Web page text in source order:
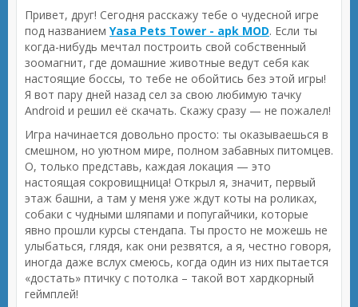
Привет, друг! Сегодня расскажу тебе о чудесной игре
под названием Yasa Pets Tower - apk MOD. Если ты
когда-нибудь мечтал построить свой собственный
зоомагнит, где домашние животные ведут себя как
настоящие боссы, то тебе не обойтись без этой игры!
Я вот пару дней назад сел за свою любимую тачку
Android и решил её скачать. Скажу сразу — не пожалел!
Игра начинается довольно просто: ты оказываешься в
смешном, но уютном мире, полном забавных питомцев.
О, только представь, каждая локация — это
настоящая сокровищница! Открыл я, значит, первый
этаж башни, а там у меня уже ждут коты на роликах,
собаки с чудными шляпами и попугайчики, которые
явно прошли курсы стендапа. Ты просто не можешь не
улыбаться, глядя, как они резвятся, а я, честно говоря,
иногда даже вслух смеюсь, когда один из них пытается
«достать» птичку с потолка – такой вот хардкорный
геймплей!